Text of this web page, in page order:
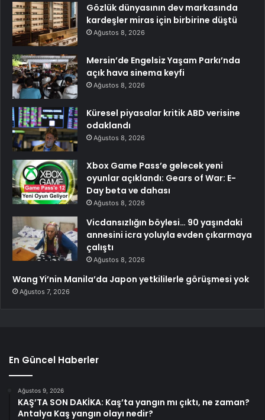
Gözlük dünyasının dev markasında
kardeşler miras için birbirine düştü
Ağustos 8, 2026
Mersin’de Engelsiz Yaşam Parkı’nda
açık hava sinema keyfi
Ağustos 8, 2026
Küresel piyasalar kritik ABD verisine
odaklandı
Ağustos 8, 2026
Xbox Game Pass’e gelecek yeni
oyunlar açıklandı: Gears of War: E-
Day beta ve dahası
Ağustos 8, 2026
Vicdansızlığın böylesi… 90 yaşındaki
annesini icra yoluyla evden çıkarmaya
çalıştı
Ağustos 8, 2026
Wang Yi’nin Manila’da Japon yetkililerle görüşmesi yok
Ağustos 7, 2026
En Güncel Haberler
Ağustos 9, 2026
KAŞ’TA SON DAKİKA: Kaş’ta yangın mı çıktı, ne zaman?
Antalya Kaş yangın olayı nedir?